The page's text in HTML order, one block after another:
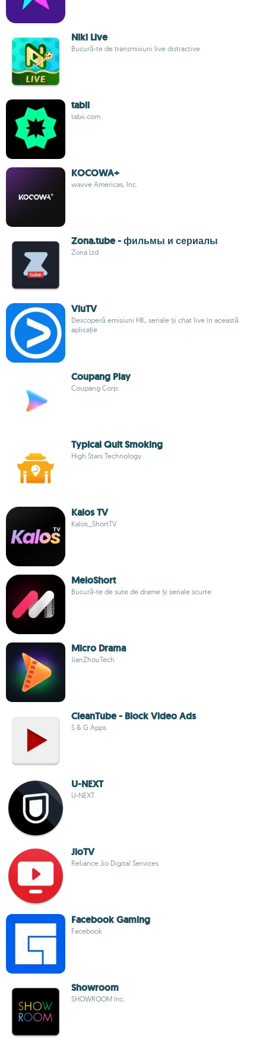
Niki Live
Bucură-te de transmisiuni live distractive
tabii
tabii.com
KOCOWA+
wavve Americas, Inc.
Zona.tube - фильмы и сериалы
Zona Ltd
ViuTV
Descoperă emisiuni HK, seriale și chat live în această
aplicație
Coupang Play
Coupang Corp.
Typical Quit Smoking
High Stars Technology
Kalos TV
Kalos_ShortTV
MeloShort
Bucură-te de sute de drame și seriale scurte
Micro Drama
JianZhouTech
CleanTube - Block Video Ads
S & G Apps
U-NEXT
U-NEXT
JioTV
Reliance Jio Digital Services
Facebook Gaming
Facebook
Showroom
SHOWROOM Inc.